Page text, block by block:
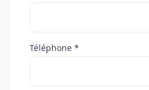
Téléphone *